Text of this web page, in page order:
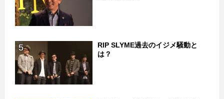
5
RIP SLYME過去のイジメ騒動と
は？